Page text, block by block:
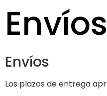
Envíos
Envíos
Los plazos de entrega